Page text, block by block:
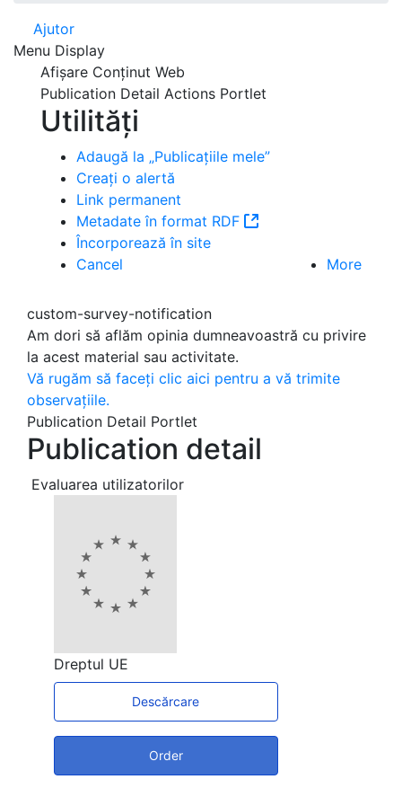
Ajutor
Menu Display
Afișare Conținut Web
Publication Detail Actions Portlet
Utilități
Publication Detail Actions Portlet
Adaugă la „Publicațiile mele”
Creați o alertă
Link permanent
Metadate în format RDF
Încorporează în site
More
Cancel
custom-survey-notification
Am dori să aflăm opinia dumneavoastră cu privire
la acest material sau activitate.
Vă rugăm să faceți clic aici pentru a vă trimite
observațiile.
Publication Detail Portlet
Publication detail
Evaluarea utilizatorilor
Dreptul UE
Descărcare
Order